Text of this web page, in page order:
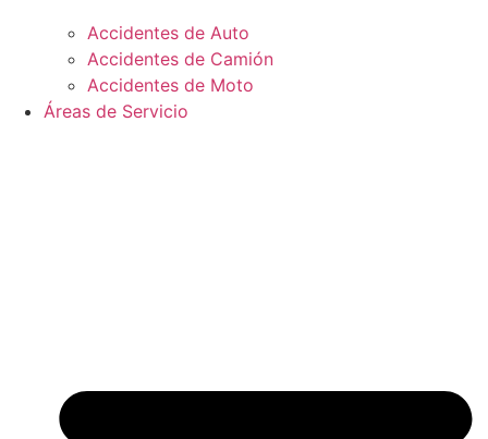
Accidentes de Auto
Accidentes de Camión
Accidentes de Moto
Áreas de Servicio